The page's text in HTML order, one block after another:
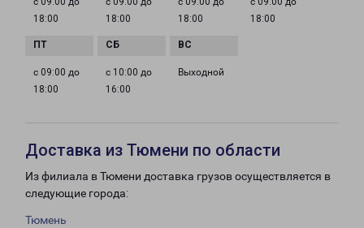
18:00
18:00
18:00
18:00
с 09:00 до
18:00
с 10:00 до
16:00
Выходной
Доставка из Тюмени по области
Из филиала в Тюмени доставка грузов осуществляется в
следующие города:
Тюмень